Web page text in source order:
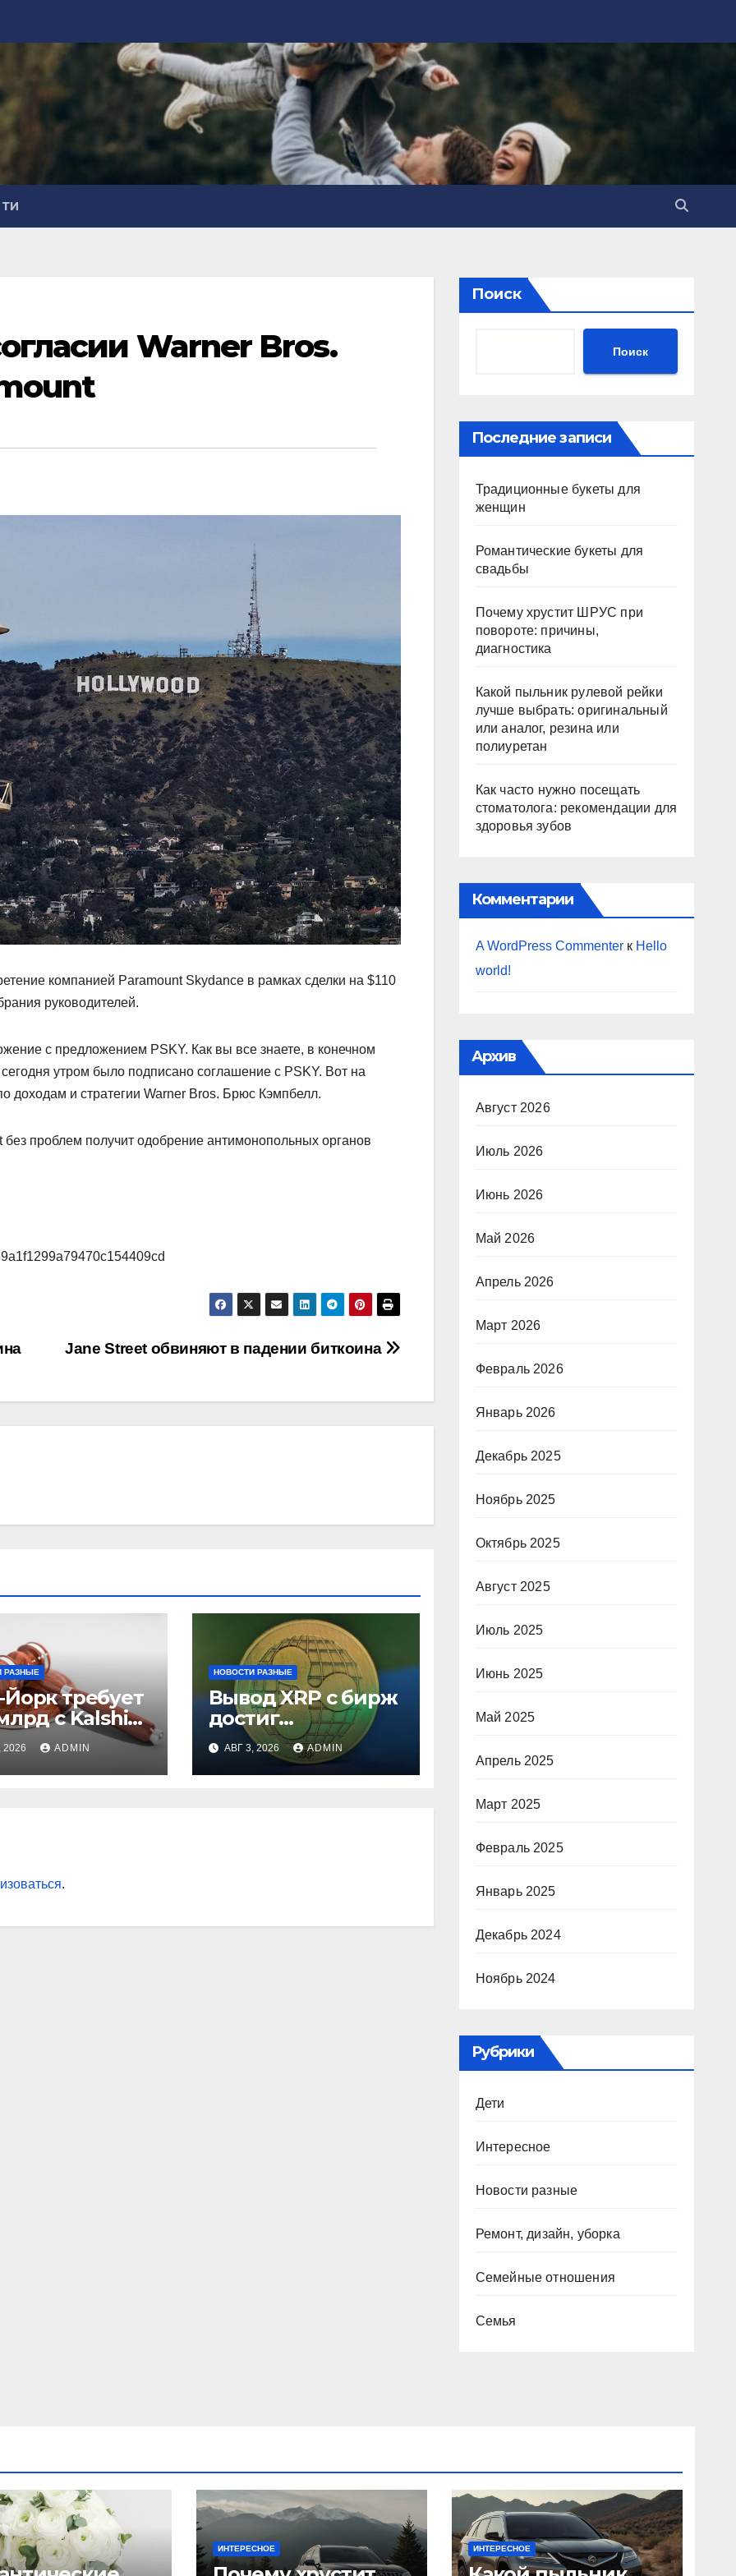
Warner Bros.
компанией Paramount Skydance в рамках сделки на $110
руководителей.
с предложением PSKY. Как вы все знаете, в конечном
утром было подписано соглашение с PSKY. Вот на
доходам и стратегии Warner Bros. Брюс Кэмпбелл.
проблем получит одобрение антимонопольных органов
Jane Street обвиняют в падении биткоина
РАЗНЫЕ
требует
с Kalshi
2026 ADMIN
НОВОСТИ РАЗНЫЕ
Вывод XRP с бирж
достиг
рекордного
максимума за 5
лет
АВГ 3, 2026 ADMIN
.
Поиск
Поиск
Последние записи
Традиционные букеты для
женщин
Романтические букеты для
свадьбы
Почему хрустит ШРУС при
повороте: причины,
диагностика
Какой пыльник рулевой рейки
лучше выбрать: оригинальный
или аналог, резина или
полиуретан
Как часто нужно посещать
стоматолога: рекомендации для
здоровья зубов
Комментарии
A WordPress Commenterк Hello
world!
Архив
Август 2026
Июль 2026
Июнь 2026
Май 2026
Апрель 2026
Март 2026
Февраль 2026
Январь 2026
Декабрь 2025
Ноябрь 2025
Октябрь 2025
Август 2025
Июль 2025
Июнь 2025
Май 2025
Апрель 2025
Март 2025
Февраль 2025
Январь 2025
Декабрь 2024
Ноябрь 2024
Рубрики
Дети
Интересное
Новости разные
Ремонт, дизайн, уборка
Семейные отношения
Семья
ИНТЕРЕСНОЕ ИНТЕРЕСНОЕ